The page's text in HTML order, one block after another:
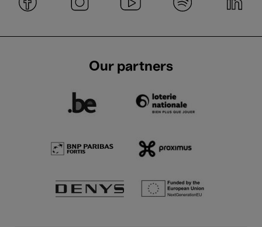
Our partners